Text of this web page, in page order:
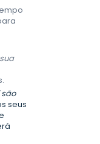
seus